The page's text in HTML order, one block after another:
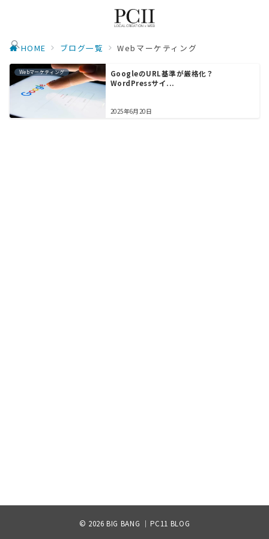
HOME ブログ一覧 Webマーケティング
Webマーケティング
GoogleのURL基準が厳格化？
WordPressサイ...
2025年6月20日
© 2026 BIG BANG ｜PC11 BLOG